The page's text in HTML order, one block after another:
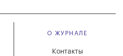
О ЖУРНАЛЕ
Контакты